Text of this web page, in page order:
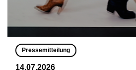
Pressemitteilung
14.07.2026